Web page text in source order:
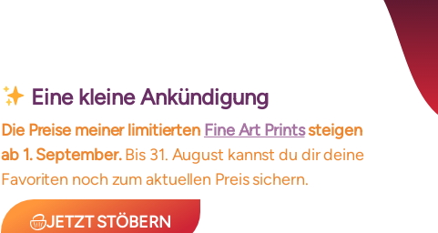
Eine kleine Ankündigung
Die Preise meiner limitierten Fine Art Printssteigen
ab 1. September.Bis 31. August kannst du dir deine
Favoriten noch zum aktuellen Preis sichern.
JETZT STÖBERN